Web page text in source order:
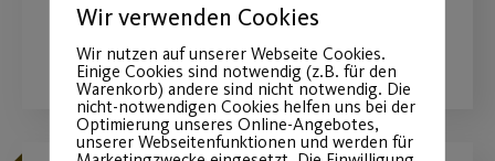
Wir verwenden Cookies
Wir nutzen auf unserer Webseite Cookies.
Einige Cookies sind notwendig (z.B. für den
Warenkorb) andere sind nicht notwendig. Die
nicht-notwendigen Cookies helfen uns bei der
Optimierung unseres Online-Angebotes,
unserer Webseitenfunktionen und werden für